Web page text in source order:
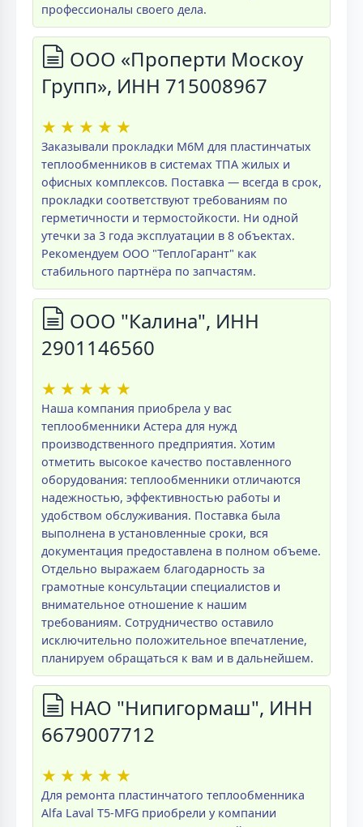
профессионалы своего дела.
ООО «Проперти Москоу
Групп», ИНН 715008967
★ ★ ★ ★ ★
Заказывали прокладки M6M для пластинчатых
теплообменников в системах ТПА жилых и
офисных комплексов. Поставка — всегда в срок,
прокладки соответствуют требованиям по
герметичности и термостойкости. Ни одной
утечки за 3 года эксплуатации в 8 объектах.
Рекомендуем ООО "ТеплоГарант" как
стабильного партнёра по запчастям.
ООО "Калина", ИНН
2901146560
★ ★ ★ ★ ★
Наша компания приобрела у вас
теплообменники Астера для нужд
производственного предприятия. Хотим
отметить высокое качество поставленного
оборудования: теплообменники отличаются
надежностью, эффективностью работы и
удобством обслуживания. Поставка была
выполнена в установленные сроки, вся
документация предоставлена в полном объеме.
Отдельно выражаем благодарность за
грамотные консультации специалистов и
внимательное отношение к нашим
требованиям. Сотрудничество оставило
исключительно положительное впечатление,
планируем обращаться к вам и в дальнейшем.
НАО "Нипигормаш", ИНН
6679007712
★ ★ ★ ★ ★
Для ремонта пластинчатого теплообменника
Alfa Laval T5-MFG приобрели у компании